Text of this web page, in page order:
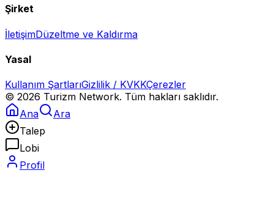
Şirket
İletişimDüzeltme ve Kaldırma
Yasal
Kullanım ŞartlarıGizlilik / KVKKÇerezler
© 2026 Turizm Network. Tüm hakları saklıdır.
Ana
Ara
Talep
Lobi
Profil